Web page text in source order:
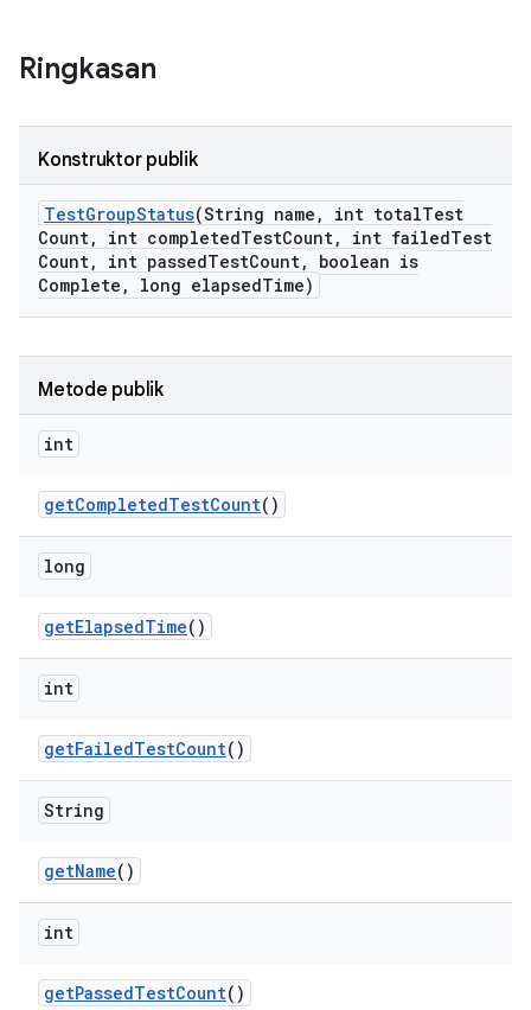
Ringkasan
Konstruktor publik
TestGroupStatus(String name , int totalTest
Count, int completedTestCount, int failedTest
Count, int passedTestCount,
boolean is
Complete , long elapsedTime)
Metode publik
int
getCompletedTestCount()
long
getElapsedTime()
int
getFailedTestCount()
String
getName()
int
getPassedTestCount()